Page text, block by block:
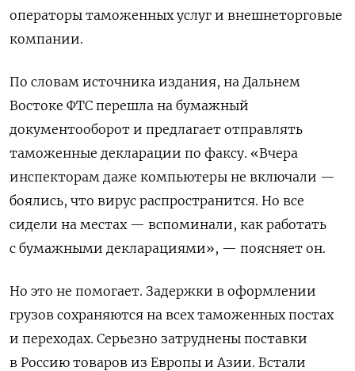
операторы таможенных услуг и внешнеторговые
компании.
По словам источника издания, на Дальнем
Востоке ФТС перешла на бумажный
документооборот и предлагает отправлять
таможенные декларации по факсу. «Вчера
инспекторам даже компьютеры не включали —
боялись, что вирус распространится. Но все
сидели на местах — вспоминали, как работать
с бумажными декларациями», — поясняет он.
Но это не помогает. Задержки в оформлении
грузов сохраняются на всех таможенных постах
и переходах. Серьезно затруднены поставки
в Россию товаров из Европы и Азии. Встали